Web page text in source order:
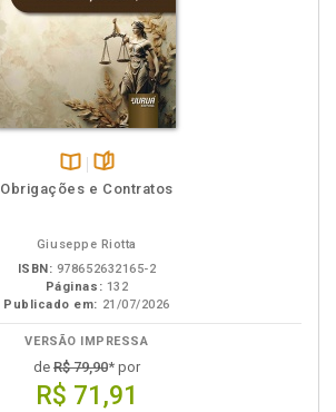
Disponível
páginas
Obrigações e Contratos
Giuseppe Riotta
ISBN: 978652632165-2
Páginas: 132
Publicado em: 21/07/2026
VERSÃO IMPRESSA
de R$ 79,90* por
R$ 71,91